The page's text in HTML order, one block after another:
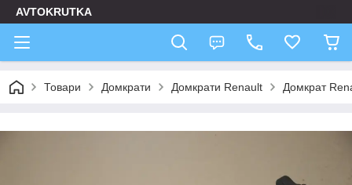
AVTOKRUTKA
Товари Домкрати Домкрати Renault Домкрат